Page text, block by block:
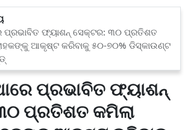
ପ୍ରଭାବିତ ଫ୍ୟାଶନ୍ ସେକ୍ଟର: ୩୦ ପ୍ରତିଶତ
ଆକୃଷ୍ଟ କରିବାକୁ ୫୦-୭୦% ଡିସ୍‌କାଉଣ୍ଟ
ପ୍ରଭାବିତ ଫ୍ୟାଶନ୍
ପ୍ରତିଶତ କମିଲା